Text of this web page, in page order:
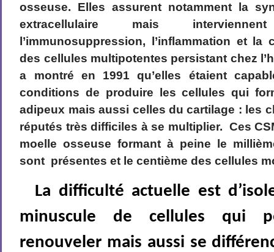
osseuse. Elles assurent notamment la
extracellulaire mais
l’immunosuppression, l’inflammation et la
des cellules multipotentes persistant chez
a montré en 1991 qu’elles étaient
conditions de produire les cellules qui
adipeux mais aussi celles du cartilage : les
réputés très difficiles à se multiplier. Ces
moelle osseuse formant à peine le
sont présentes et le centième des cellules
La difficulté actuelle est
minuscule de cellules qui
renouveler mais aussi se